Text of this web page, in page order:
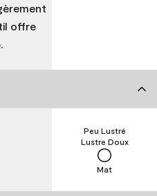
offre
Mat
Lustre Doux
Peu Lustré